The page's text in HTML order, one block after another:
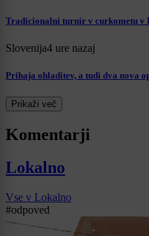
Tradicionalni turnir v curkometu v
Slovenija4 ure nazaj
Prihaja ohladitev, a tudi dva nova
Prikaži več
Komentarji
Lokalno
Vse v Lokalno
#odpoved